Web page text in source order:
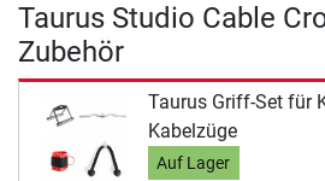
Taurus Studio Cable
Zubehör
Taurus Griff-Set für
Kabelzüge
Auf Lager